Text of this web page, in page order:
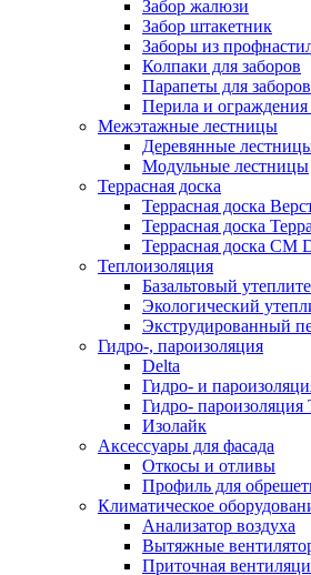
Забор жалюзи
Забор штакетник
Заборы из
Колпаки для заборов
Парапеты для заборов
Перила и
Межэтажные лестницы
Деревянные
Модульные лестницы
Террасная доска
Террасная доска
Террасная доска
Террасная доска CM
Теплоизоляция
Базальтовый
Экологический
Экструдированный
Гидро-, пароизоляция
Delta
Гидро- и
Гидро- пароизоляция
Изолайк
Аксессуары для фасада
Откосы и отливы
Профиль для
Климатическое
Анализатор воздуха
Вытяжные
Приточная